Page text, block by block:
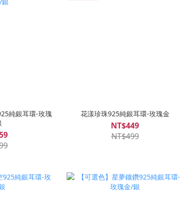
純銀耳環-玫瑰
花漾珍珠925純銀耳環-玫瑰金
NT$449
NT$499